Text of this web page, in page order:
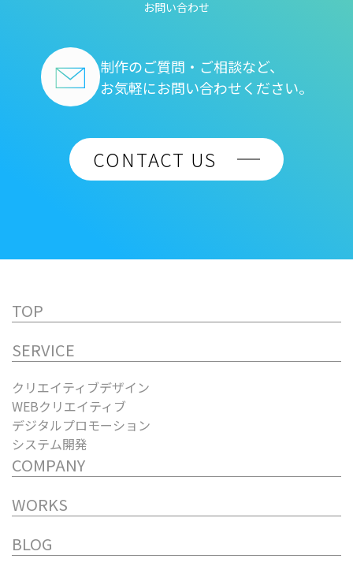
お問い合わせ
制作のご質問・ご相談など、
お気軽にお問い合わせください。
CONTACT US
TOP
SERVICE
クリエイティブデザイン
WEBクリエイティブ
デジタルプロモーション
システム開発
COMPANY
WORKS
BLOG